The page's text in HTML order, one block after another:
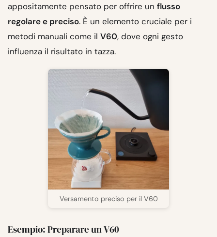
appositamente pensato per offrire un flusso
regolare e preciso. È un elemento cruciale per i
metodi manuali come il V60, dove ogni gesto
influenza il risultato in tazza.
Versamento preciso per il V60
Esempio: Preparare un V60